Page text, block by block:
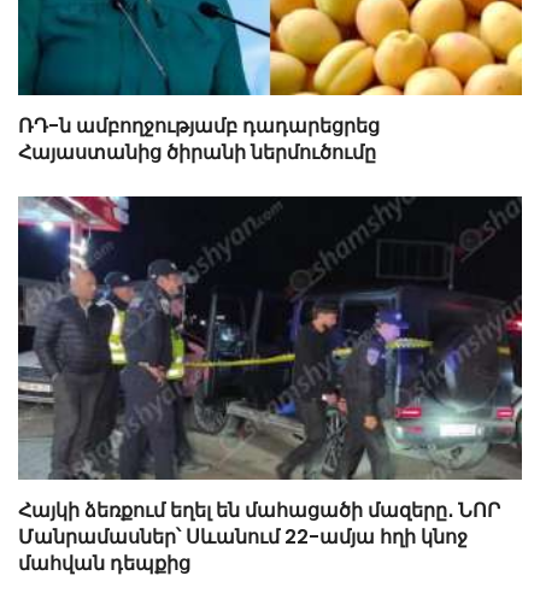
ՌԴ-ն ամբողջությամբ դադարեցրեց
Հայաստանից ծիրանի ներմուծումը
Հայկի ձեռքում եղել են մահացածի մազերը․ ՆՈՐ
Մանրամասներ՝ Սևանում 22-ամյա հղի կնոջ
մահվան դեպքից